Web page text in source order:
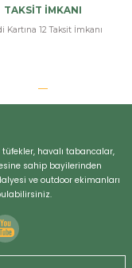
TAKSİT İMKANI
Kartına 12 Taksit İmkanı
havalı tabancalar,
sahip bayilerinden
ve outdoor ekimanları